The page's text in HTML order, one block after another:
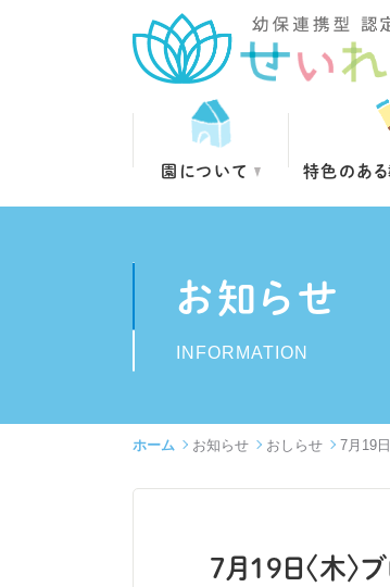
園について 特色のあ
お知らせ
INFORMATION
ホーム お知らせ おしらせ 7月19
7月19日〈木〉